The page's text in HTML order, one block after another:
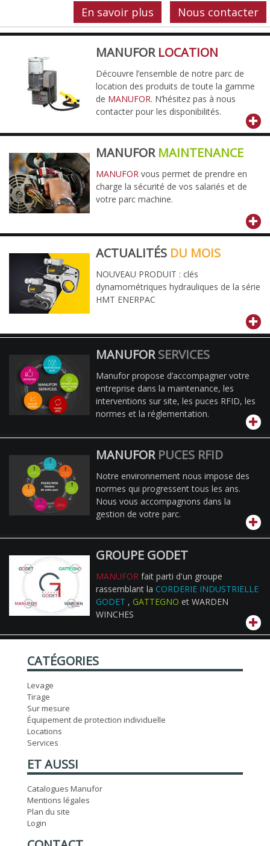
Nous contacter
En savoir plus
MANUFOR LOCATION
Découvre l’ensemble de notre parc de
location des produits de toute la gamme
de MANUFOR. N’hésitez pas à nous
contacter pour les disponibilités.
MANUFOR MAINTENANCE
MANUFORvous permet de prendre en
charge la sécurité de vos salariés et de
votre parc machine.
ACTUALITÉS DU MOIS
NOUVEAU PRODUIT : clés
dynamométriques hydrauliques de la série
HMT ENERPAC
MANUFORSERVICES
Manufor propose d’accompagner votre
entreprise dans la maintenance, les
interventions sur site, les puces RFID, les
normes et la réglementation.
MANUFOR PUCES RFID
Notre environnement nous impose des
normes qui progressent tous les ans.
Nous vous accompagnons dans la
gestion de votre parc.
GROUPE GODET
MANUFORfait parti d'un groupe
rassemblant la CORDERIE INDUSTRIELLE
GODET , GATTEGNO et WARDEN
WINCHES
CATÉGORIES
Levage
Tirage
Sur mesure
Équipement de protection individuelle
Locations
Services
ET AUSSI
Catalogues Manufor
Mentions légales
Plan du site
Login